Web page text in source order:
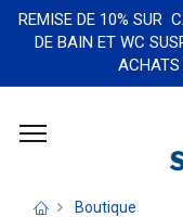
REMISE DE 10% SUR
DE BAIN ET WC
ACHATS
Boutique